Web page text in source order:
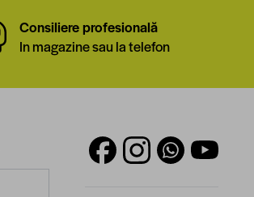
Consiliere profesională
In magazine sau la telefon